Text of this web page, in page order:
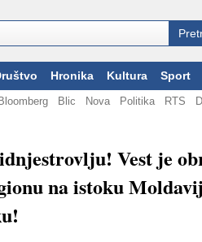
Hronika Kultura Sport
Bloomberg Blic Nova Politika RTS
Vest je
na istoku